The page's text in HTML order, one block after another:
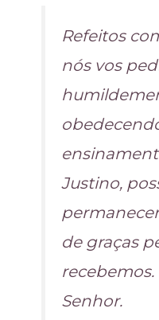
Refeitos
nós vos
Justino,
de graças
recebemos.
Senhor.